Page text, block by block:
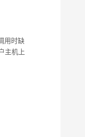
用时缺
主机上